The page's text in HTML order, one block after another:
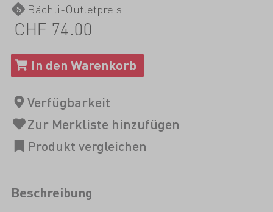
Bächli-Outletpreis
CHF 74.00
Beschreibung